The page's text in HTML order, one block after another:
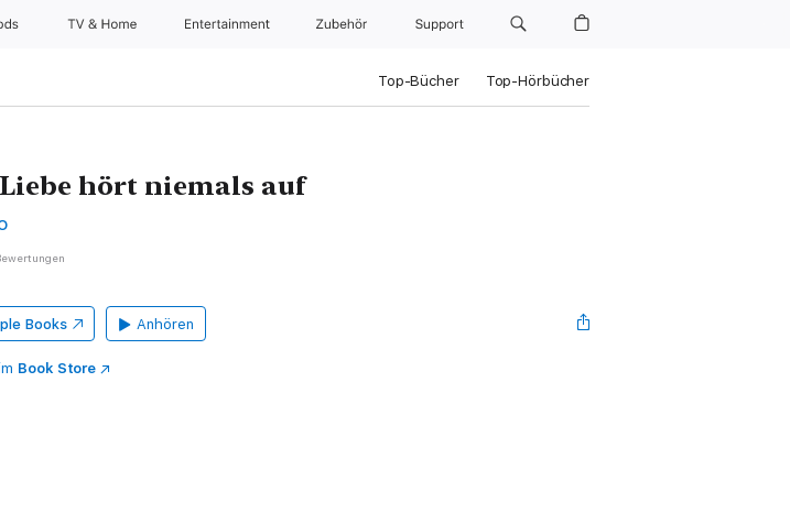
TV & Home Entertainment Zubehör Support
Top-Bücher Top-Hörbücher
hört niemals auf
Books Anhören
Book Store